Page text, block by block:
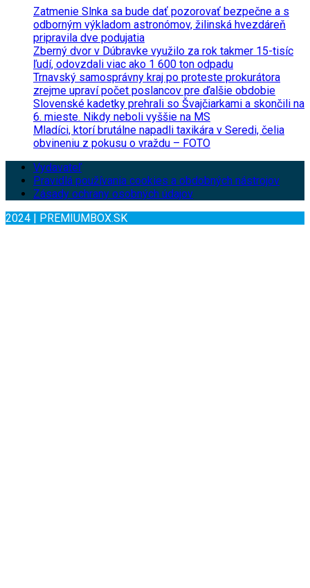
Zatmenie Slnka sa bude dať pozorovať bezpečne a s
odborným výkladom astronómov, žilinská hvezdáreň
pripravila dve podujatia
Zberný dvor v Dúbravke využilo za rok takmer 15-tisíc
ľudí, odovzdali viac ako 1 600 ton odpadu
Trnavský samosprávny kraj po proteste prokurátora
zrejme upraví počet poslancov pre ďalšie obdobie
Slovenské kadetky prehrali so Švajčiarkami a skončili na
6. mieste. Nikdy neboli vyššie na MS
Mladíci, ktorí brutálne napadli taxikára v Seredi, čelia
obvineniu z pokusu o vraždu – FOTO
Vydavateľ
Pravidlá používania cookies a obdobných nástrojov
Zásady ochrany osobných údajov
2024 | PREMIUMBOX.SK